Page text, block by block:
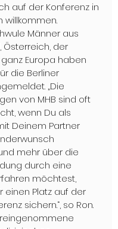
auf der Konferenz in
willkommen.
Männer aus
Österreich, der
Europa haben
die Berliner
„Die
von MHB sind oft
wenn Du als
Deinem Partner
mehr über die
durch eine
möchtest,
einen Platz auf der
sichern.“, so Ron.